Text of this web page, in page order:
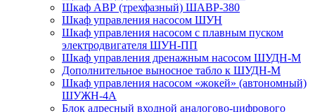
Шкаф АВР (трехфазный) ШАВР-380
Шкаф управления насосом ШУН
Шкаф управления насосом с плавным пуском
электродвигателя ШУН-ПП
Шкаф управления дренажным насосом ШУДН-М
Дополнительное выносное табло к ШУДН-М
Шкаф управления насосом «жокей» (автономный)
ШУЖН-4А
Блок адресный входной аналогово-цифрового